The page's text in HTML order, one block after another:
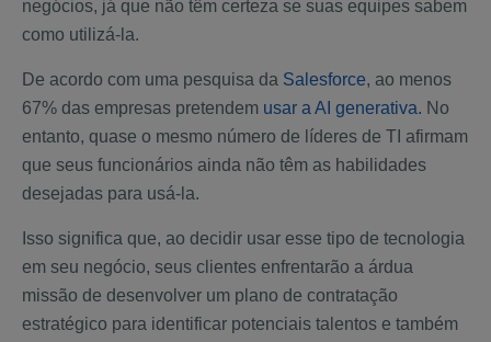
negócios, já que não têm certeza se suas equipes sabem
como utilizá-la.
De acordo com uma pesquisa da Salesforce, ao menos
67% das empresas pretendem usar a AI generativa. No
entanto, quase o mesmo número de líderes de TI afirmam
que seus funcionários ainda não têm as habilidades
desejadas para usá-la.
Isso significa que, ao decidir usar esse tipo de tecnologia
em seu negócio, seus clientes enfrentarão a árdua
missão de desenvolver um plano de contratação
estratégico para identificar potenciais talentos e também